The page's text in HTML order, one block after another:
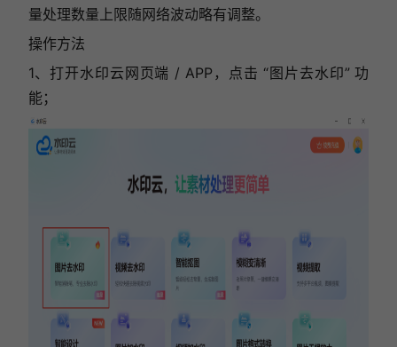
量处理数量上限随网络波动略有调整。
操作方法
1、打开水印云网页端 / APP，点击 “图片去水印” 功
能；